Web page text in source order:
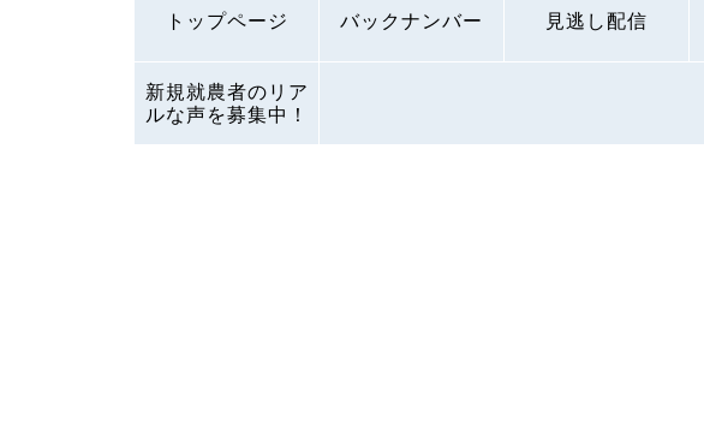
トップページ バックナンバー 見逃し配信
新規就農者のリア
ルな声を募集中！